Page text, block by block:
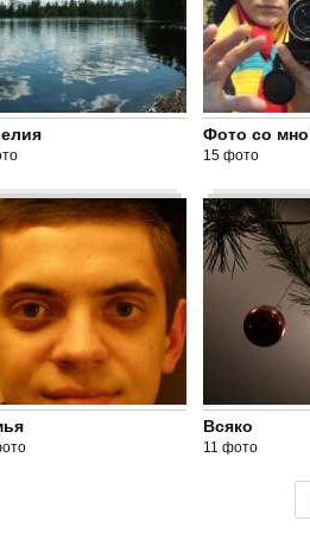
Фото со
15 фото
Всяко
11 фото